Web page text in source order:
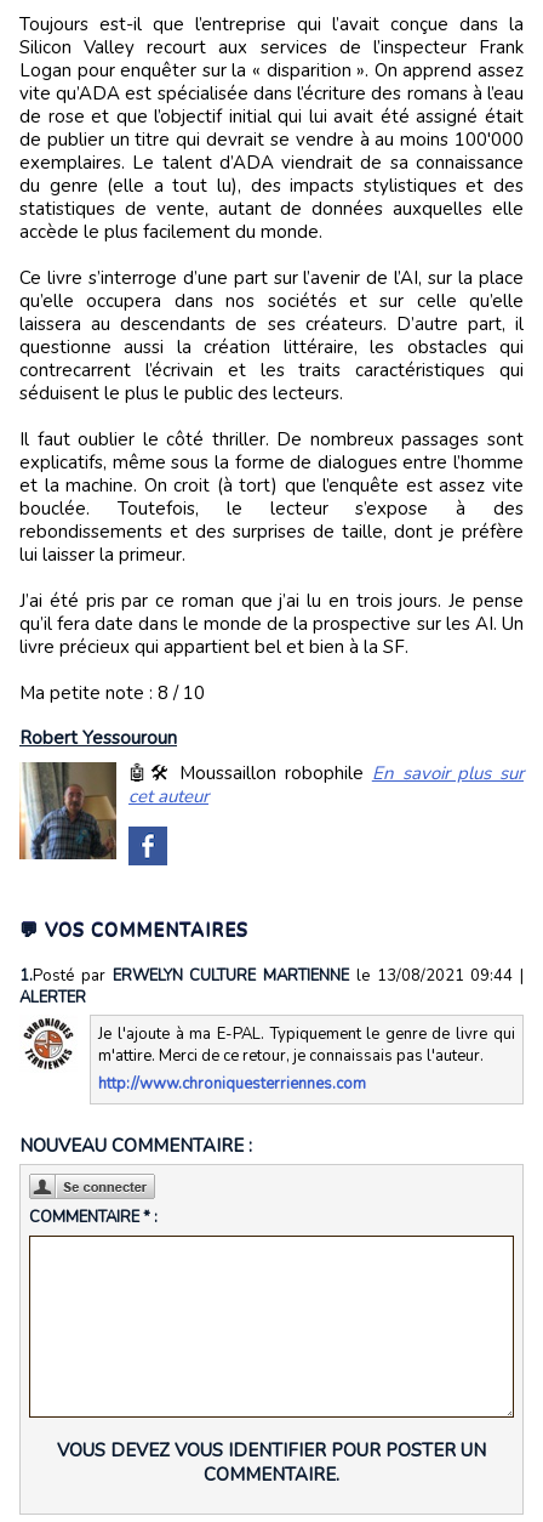
Toujours est-il que l’entreprise qui l’avait conçue dans la
Silicon Valley recourt aux services de l’inspecteur Frank
Logan pour enquêter sur la « disparition ». On apprend assez
vite qu’ADA est spécialisée dans l’écriture des romans à l’eau
de rose et que l’objectif initial qui lui avait été assigné était
de publier un titre qui devrait se vendre à au moins 100'000
exemplaires. Le talent d’ADA viendrait de sa connaissance
du genre (elle a tout lu), des impacts stylistiques et des
statistiques de vente, autant de données auxquelles elle
accède le plus facilement du monde.
Ce livre s’interroge d’une part sur l’avenir de l’AI, sur la place
qu’elle occupera dans nos sociétés et sur celle qu’elle
laissera au descendants de ses créateurs. D’autre part, il
questionne aussi la création littéraire, les obstacles qui
contrecarrent l’écrivain et les traits caractéristiques qui
séduisent le plus le public des lecteurs.
Il faut oublier le côté thriller. De nombreux passages sont
explicatifs, même sous la forme de dialogues entre l’homme
et la machine. On croit (à tort) que l’enquête est assez vite
bouclée. Toutefois, le lecteur s’expose à des
rebondissements et des surprises de taille, dont je préfère
lui laisser la primeur.
J’ai été pris par ce roman que j’ai lu en trois jours. Je pense
qu’il fera date dans le monde de la prospective sur les AI. Un
livre précieux qui appartient bel et bien à la SF.
Ma petite note : 8 / 10
Robert Yessouroun
🤖🛠️ Moussaillon robophile En savoir plus sur
cet auteur
💬 VOS COMMENTAIRES
1.Posté par ERWELYN CULTURE MARTIENNE le 13/08/2021 09:44 |
ALERTER
Je l'ajoute à ma E-PAL. Typiquement le genre de livre qui
m'attire. Merci de ce retour, je connaissais pas l'auteur.
http://www.chroniquesterriennes.com
NOUVEAU COMMENTAIRE :
COMMENTAIRE * :
VOUS DEVEZ VOUS IDENTIFIER POUR POSTER UN
COMMENTAIRE.